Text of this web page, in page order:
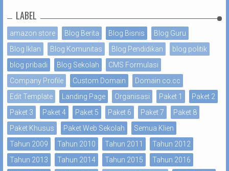
LABEL
amazon store Blog Berita Blog Bisnis
Blog Guru
Blog Iklan
Blog Komunitas Blog Pendidikan
blog politik
blog pribadi
Blog Sekolah
CMS Formulasi
Company Profile
Custom Domain
Domain co.cc
Edit Template
Landing Page Organisasi Paket 1
Paket 2
Paket 3
Paket 4 Paket 5 Paket 6 Paket 7
Paket 8
Paket Khusus
Paket Web Sekolah
Semua Klien
Tahun 2009
Tahun 2010 Tahun 2011
Tahun 2012
Tahun 2013
Tahun 2014 Tahun 2015
Tahun 2016